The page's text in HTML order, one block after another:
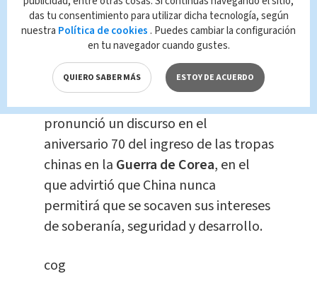
capacitación vocacional y ayudan a
combatir el extremismo.
Pottinger habló después de que el
presidente de China, Xi Jinping,
pronunció un discurso en el
aniversario 70 del ingreso de las tropas
chinas en la Guerra de Corea, en el
que advirtió que China nunca
permitirá que se socaven sus intereses
de soberanía, seguridad y desarrollo.
cog
das tu consentimiento para utilizar dicha tecnología, según
nuestra Política de cookies . Puedes cambiar la configuración
en tu navegador cuando gustes.
QUIERO SABER MÁS ESTOY DE ACUERDO